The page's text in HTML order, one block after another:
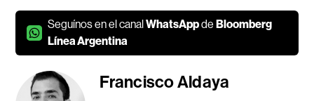
Seguínos en el canalWhatsAppdeBloomberg
Línea Argentina
Francisco Aldaya